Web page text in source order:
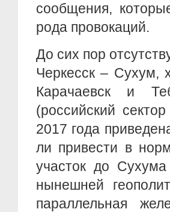
сообщения,
рода провокаций.
До сих пор
Черкесск – Сухум,
Карачаевск и
(российский
2017 года
ли привести в
участок до
нынешней
параллельная